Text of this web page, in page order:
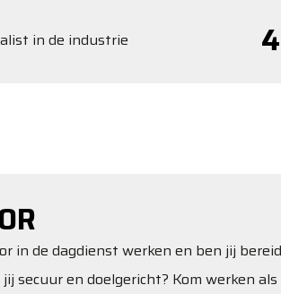
in de industrie
in de dagdienst werken en ben jij
secuur en doelgericht? Kom werken